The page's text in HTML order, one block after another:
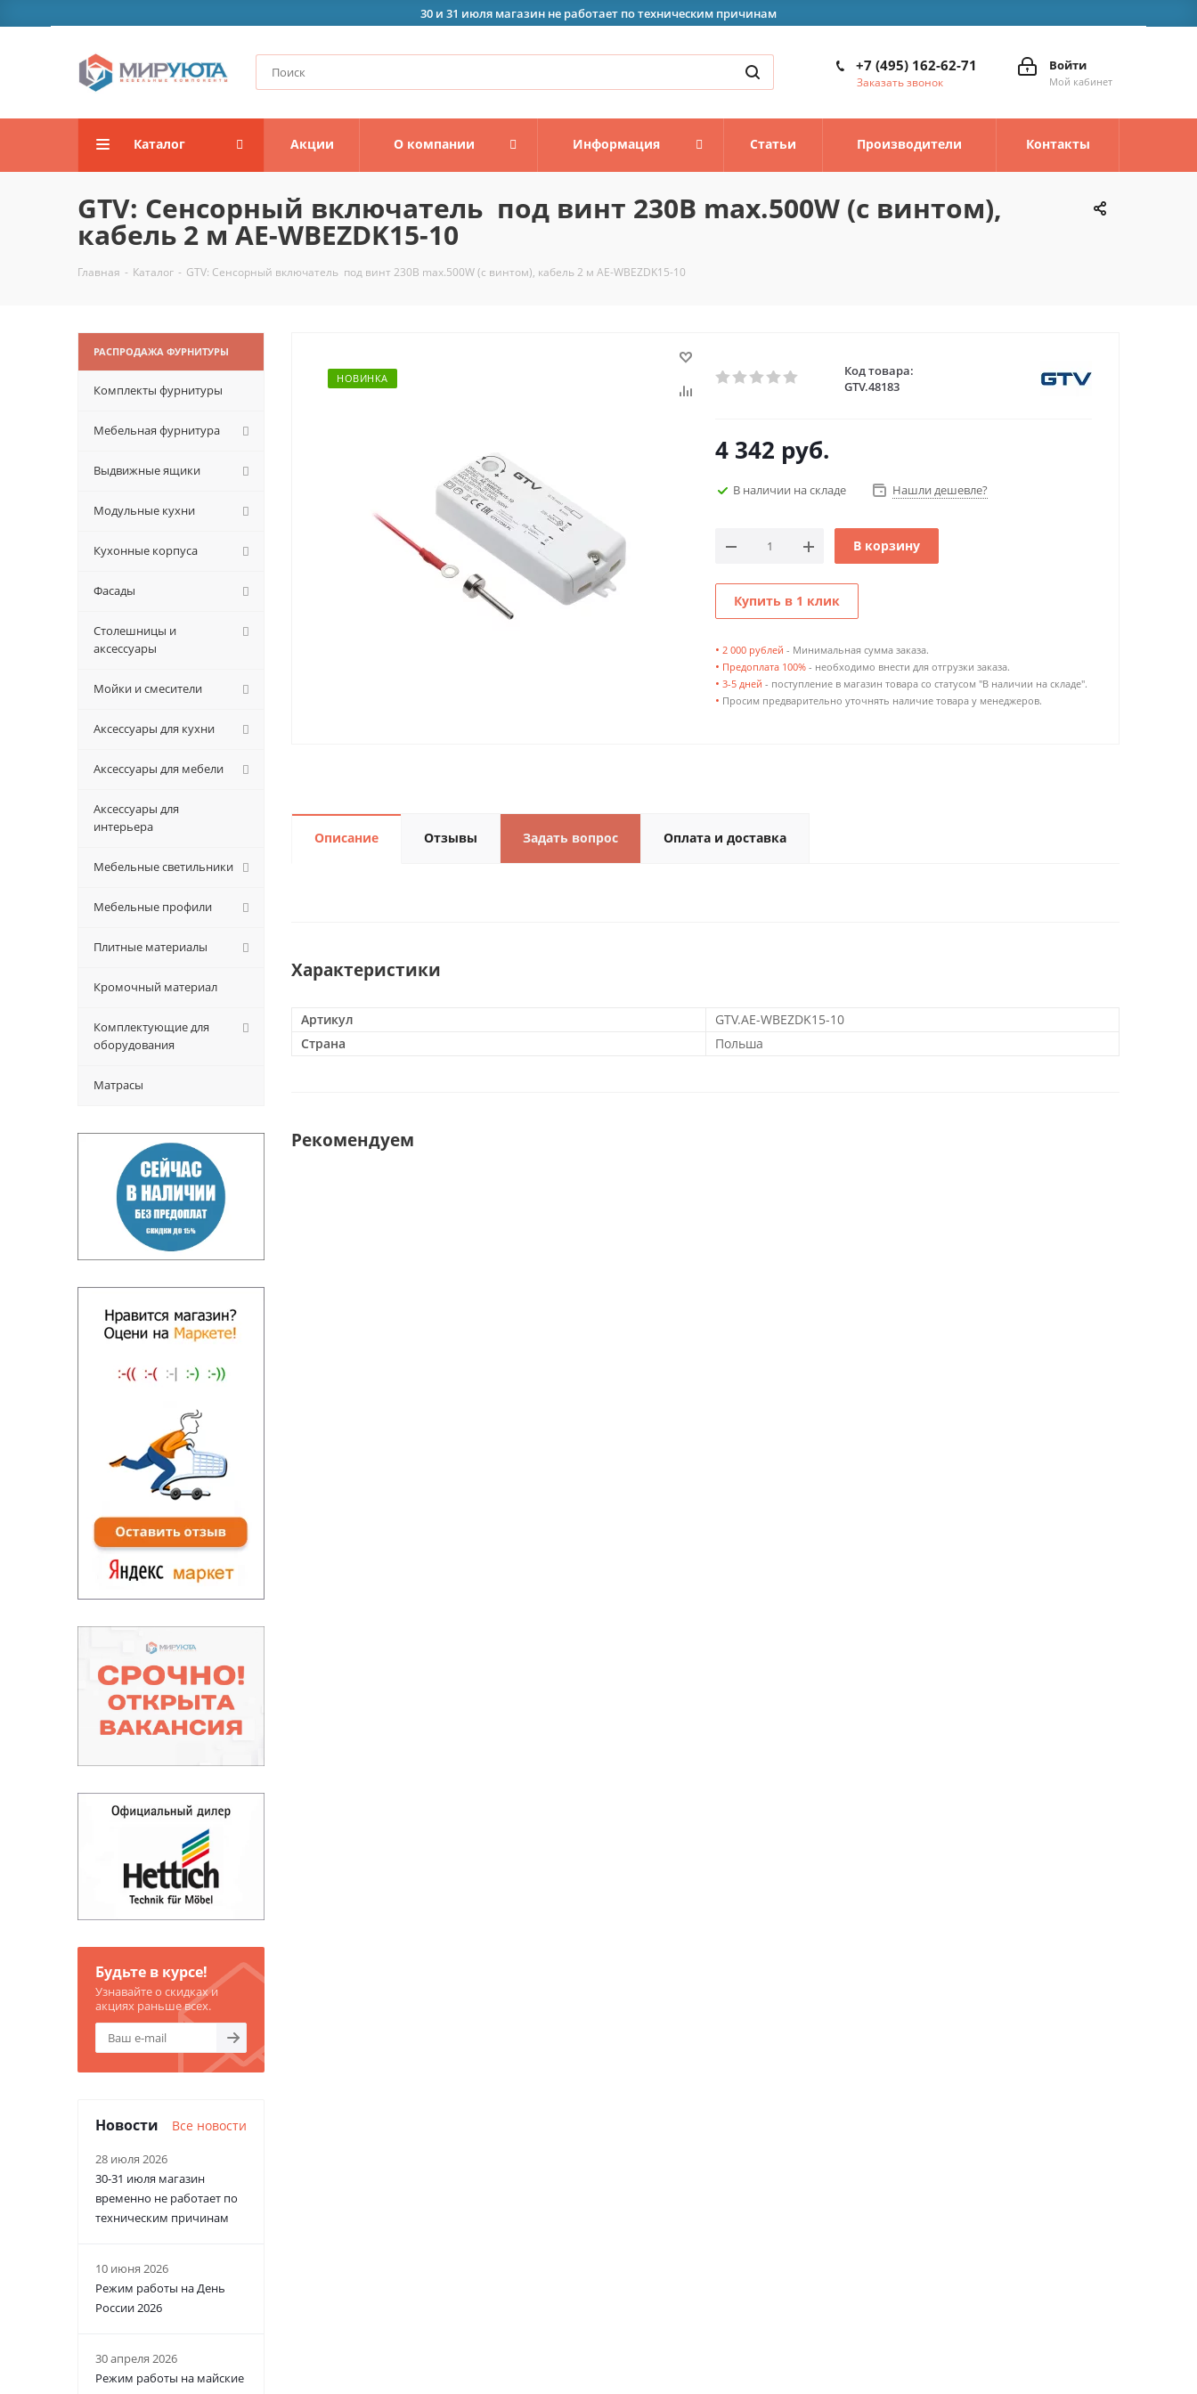
30 и 31 июля магазин не работает по техническим причинам
Войти
Мой кабинет
+7 (495) 162-62-71
Заказать звонок
Каталог Акции О компании Информация Статьи Производители Контакты
GTV: Сенсорный включатель под винт 230В max.500W (с винтом),
кабель 2 м AE-WBEZDK15-10
Главная - Каталог - GTV: Сенсорный включатель под винт 230В max.500W (с винтом), кабель 2 м AE-WBEZDK15-10
НОВИНКА
Код товара:
GTV.48183
4 342 руб.
В наличии на складе Нашли дешевле?
В корзину
Купить в 1 клик
• 2 000 рублей - Минимальная сумма заказа.
• Предоплата 100% - необходимо внести для отгрузки заказа.
• 3-5 дней - поступление в магазин товара со статусом "В наличии на складе".
• Просим предварительно уточнять наличие товара у менеджеров.
Описание Отзывы Задать вопрос Оплата и доставка
Характеристики
Артикул
GTV.AE-WBEZDK15-10
Страна
Польша
Рекомендуем
РАСПРОДАЖА ФУРНИТУРЫ
Комплекты фурнитуры
Мебельная фурнитура
Выдвижные ящики
Модульные кухни
Кухонные корпуса
Фасады
Столешницы и
аксессуары
Мойки и смесители
Аксессуары для кухни
Аксессуары для мебели
Аксессуары для
интерьера
Мебельные светильники
Мебельные профили
Плитные материалы
Кромочный материал
Комплектующие для
оборудования
Матрасы
Будьте в курсе!
Узнавайте о скидках и
акциях раньше всех.
Новости Все новости
28 июля 2026
30-31 июля магазин
временно не работает по
техническим причинам
10 июня 2026
Режим работы на День
России 2026
30 апреля 2026
Режим работы на майские